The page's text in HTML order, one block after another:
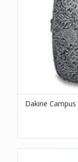
Dakine